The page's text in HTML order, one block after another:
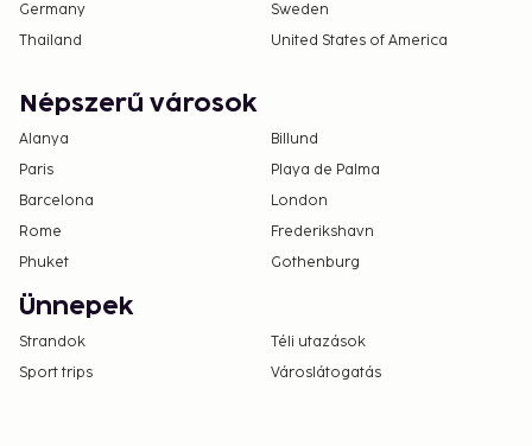
Germany
Sweden
Thailand
United States of America
Népszerű városok
Alanya
Billund
Paris
Playa de Palma
Barcelona
London
Rome
Frederikshavn
Phuket
Gothenburg
Ünnepek
Strandok
Téli utazások
Sport trips
Városlátogatás